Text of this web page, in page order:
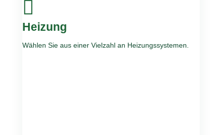
Dank moderner Blechbearbeitungstechnik versehen wir
Ihre Fassade, Ihre Gaube oder Ihr Dach mit einem
individuellen, ansprechenden und zeitlosen „Look“.

Heizung
Wählen Sie aus einer Vielzahl an Heizungssystemen.